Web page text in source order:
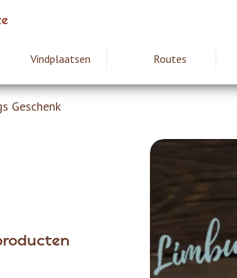
Vindplaatsen Routes
Geschenk